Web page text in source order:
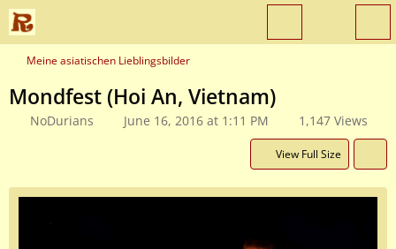
Meine asiatischen Lieblingsbilder
Mondfest (Hoi An, Vietnam)
NoDurians June 16, 2016 at 1:11 PM 1,147 Views
View Full Size